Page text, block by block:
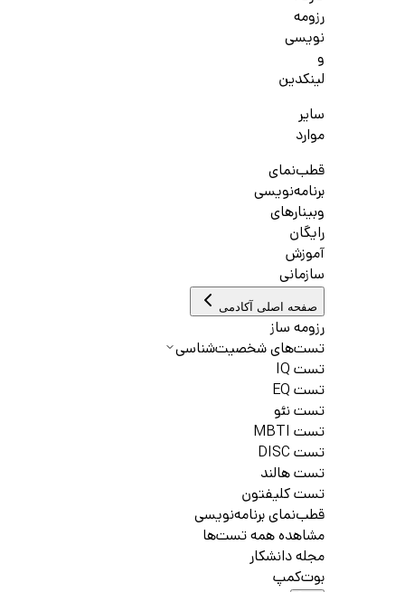
رزومه
نویسی
و
لینکدین
سایر
موارد
قطب‌نمای
برنامه‌نویسی
وبینارهای
رایگان
آموزش
سازمانی
صفحه اصلی آکادمی
رزومه ساز
تست‌های شخصیت‌شناسی
تست IQ
تست EQ
تست نئو
تست MBTI
تست DISC
تست هالند
تست کلیفتون
قطب‌نمای برنامه‌نویسی
مشاهده همه تست‌ها
مجله دانشکار
بوت‌کمپ